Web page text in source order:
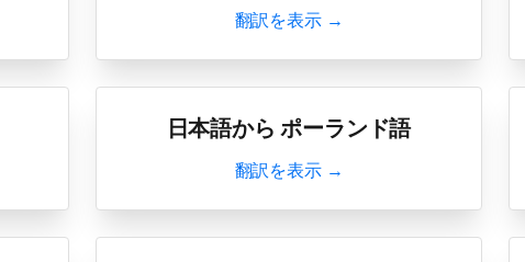
翻訳を表示 →
日本語から ポーランド語
翻訳を表示 →